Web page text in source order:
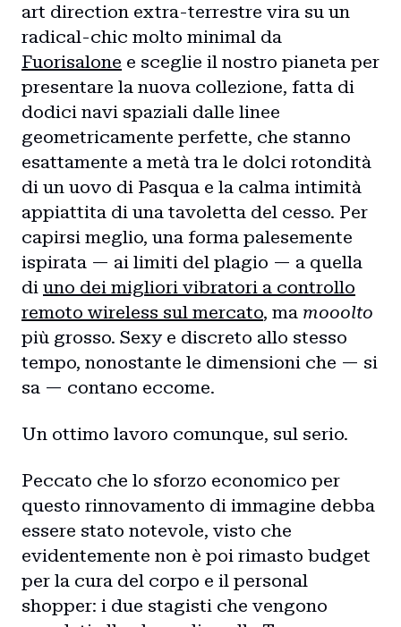
art direction extra-terrestre vira su un
radical-chic molto minimal da
Fuorisalone e sceglie il nostro pianeta per
presentare la nuova collezione, fatta di
dodici navi spaziali dalle linee
geometricamente perfette, che stanno
esattamente a metà tra le dolci rotondità
di un uovo di Pasqua e la calma intimità
appiattita di una tavoletta del cesso. Per
capirsi meglio, una forma palesemente
ispirata — ai limiti del plagio — a quella
di uno dei migliori vibratori a controllo
remoto wireless sul mercato, ma mooolto
più grosso. Sexy e discreto allo stesso
tempo, nonostante le dimensioni che — si
sa — contano eccome.
Un ottimo lavoro comunque, sul serio.
Peccato che lo sforzo economico per
questo rinnovamento di immagine debba
essere stato notevole, visto che
evidentemente non è poi rimasto budget
per la cura del corpo e il personal
shopper: i due stagisti che vengono